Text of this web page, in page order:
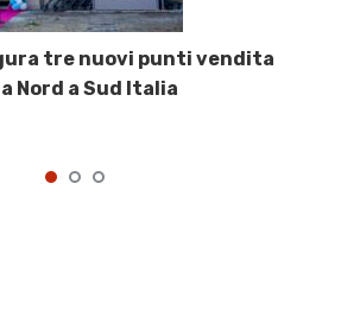
tre nuovi punti vendita
Nord a Sud Italia